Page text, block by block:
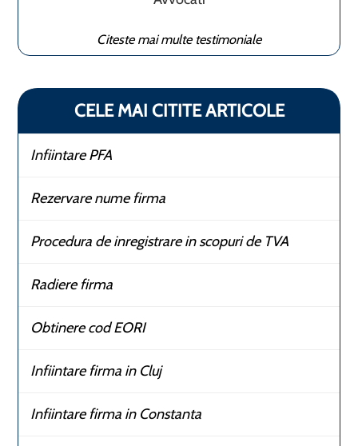
Citeste mai multe testimoniale
CELE MAI CITITE ARTICOLE
Infiintare PFA
Rezervare nume firma
Procedura de inregistrare in scopuri de TVA
Radiere firma
Obtinere cod EORI
Infiintare firma in Cluj
Infiintare firma in Constanta